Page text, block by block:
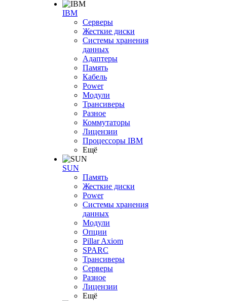
IBM
Серверы
Жесткие диски
Системы хранения
данных
Адаптеры
Память
Кабель
Power
Модули
Трансиверы
Разное
Коммутаторы
Лицензии
Процессоры IBM
Ещё
SUN
Память
Жесткие диски
Power
Системы хранения
данных
Модули
Опции
Pillar Axiom
SPARC
Трансиверы
Серверы
Разное
Лицензии
Ещё